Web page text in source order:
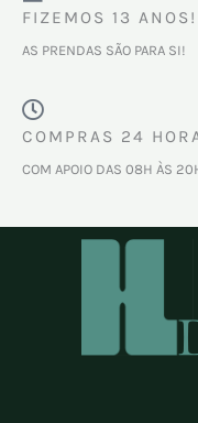
FIZEMOS 13 ANOS!
AS PRENDAS SÃO PARA SI!
COMPRAS 24
COM APOIO DAS 08H ÀS